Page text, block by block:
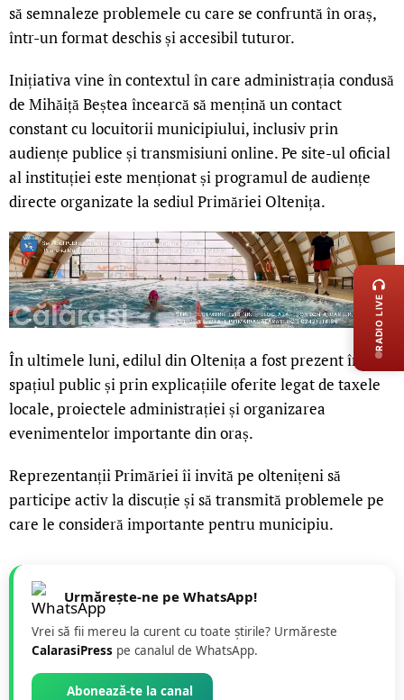
să semnaleze problemele cu care se confruntă în oraș,
într-un format deschis și accesibil tuturor.
Inițiativa vine în contextul în care administrația condusă
de Mihăiță Beștea încearcă să mențină un contact
constant cu locuitorii municipiului, inclusiv prin
audiențe publice și transmisiuni online. Pe site-ul oficial
al instituției este menționat și programul de audiențe
directe organizate la sediul Primăriei Oltenița.
În ultimele luni, edilul din Oltenița a fost prezent în
spațiul public și prin explicațiile oferite legat de taxele
locale, proiectele administrației și organizarea
evenimentelor importante din oraș.
Reprezentanții Primăriei îi invită pe oltenițeni să
participe activ la discuție și să transmită problemele pe
care le consideră importante pentru municipiu.
Urmărește-ne pe WhatsApp!
Vrei să fii mereu la curent cu toate știrile? Urmăreste
CalarasiPress pe canalul de WhatsApp.
Abonează-te la canal
LIVE
RADIO LIVE